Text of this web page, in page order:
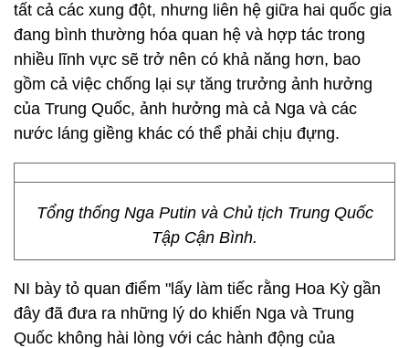
tất cả các xung đột, nhưng liên hệ giữa hai quốc gia
đang bình thường hóa quan hệ và hợp tác trong
nhiều lĩnh vực sẽ trở nên có khả năng hơn, bao
gồm cả việc chống lại sự tăng trưởng ảnh hưởng
của Trung Quốc, ảnh hưởng mà cả Nga và các
nước láng giềng khác có thể phải chịu đựng.
Tổng thống Nga Putin và Chủ tịch Trung Quốc
Tập Cận Bình.
NI bày tỏ quan điểm "lấy làm tiếc rằng Hoa Kỳ gần
đây đã đưa ra những lý do khiến Nga và Trung
Quốc không hài lòng với các hành động của